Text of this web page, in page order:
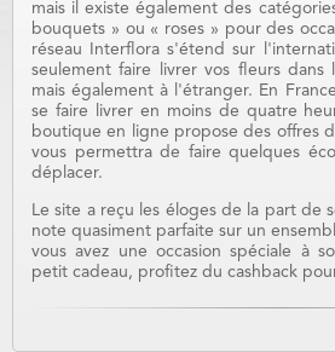
mais il existe également des
bouquets » ou « roses » pour des
réseau Interflora s'étend sur
seulement faire livrer vos fleurs
mais également à l'étranger. En
se faire livrer en moins de quatre
boutique en ligne propose des offres
vous permettra de faire quelques
déplacer.
Le site a reçu les éloges de la part de
note quasiment parfaite sur un
vous avez une occasion spéciale à
petit cadeau, profitez du cashback